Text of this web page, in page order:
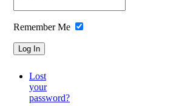
Remember Me
Lost
your
password?